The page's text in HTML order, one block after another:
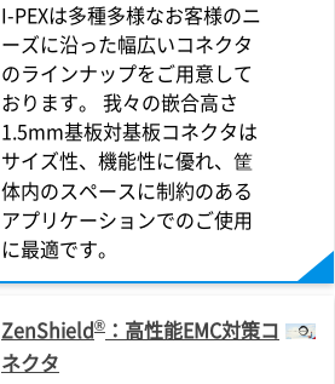
I-PEXは多種多様なお客様のニ
ーズに沿った幅広いコネクタ
のラインナップをご用意して
おります。 我々の嵌合高さ
1.5mm基板対基板コネクタは
サイズ性、機能性に優れ、筐
体内のスペースに制約のある
アプリケーションでのご使用
に最適です。
ZenShield® ：高性能EMC対策コ
ネクタ